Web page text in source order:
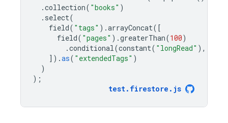
.collection( "books" )
. select(
field( "tags" ).arrayConcat([
field( "pages" ).greaterThan(100)
.conditional(constant( "longRead" ),
]).as( "extendedTags" )
)
);
test. firestore . js